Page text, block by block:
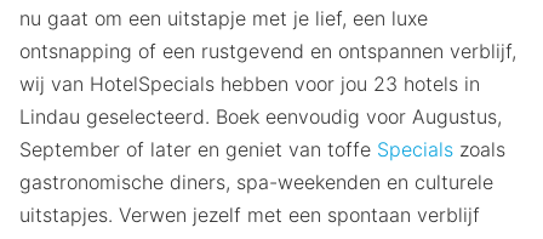
nu gaat om een uitstapje met je lief, een luxe
ontsnapping of een rustgevend en ontspannen verblijf,
wij van HotelSpecials hebben voor jou 23 hotels in
Lindau geselecteerd. Boek eenvoudig voor Augustus,
September of later en geniet van toffe Specials zoals
gastronomische diners, spa-weekenden en culturele
uitstapjes. Verwen jezelf met een spontaan verblijf